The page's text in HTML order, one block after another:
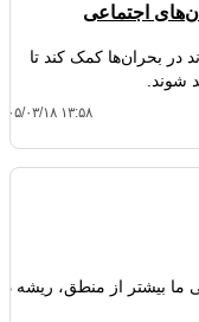
اجتماعی
در بحران‌ها کمک کند تا
شوند.
۱۴۰۵/۰۳/۱۸
ما بیشتر از منطق، ریشه